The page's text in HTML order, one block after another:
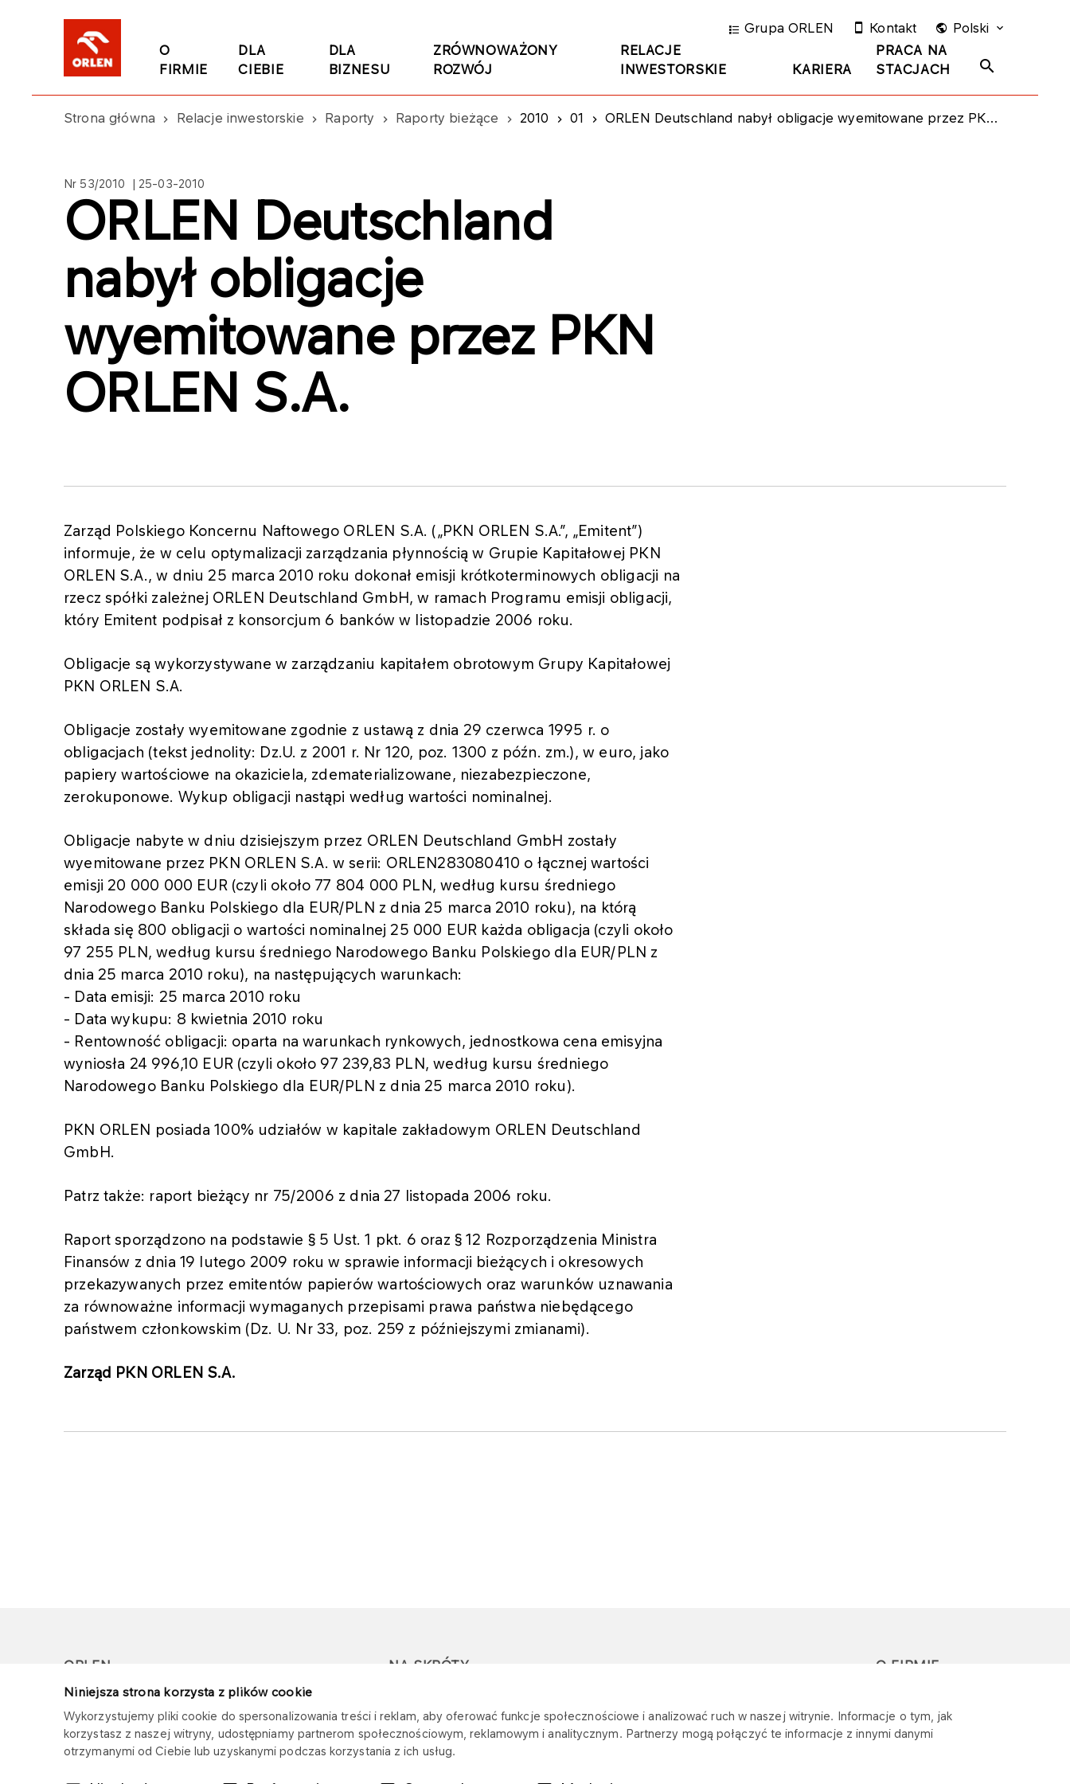
Niniejsza strona korzysta z plików cookie
Wykorzystujemy pliki cookie do spersonalizowania treści i reklam, aby oferować funkcje społecznościowe i analizować ruch w naszej witrynie. Informacje o tym, jak
korzystasz z naszej witryny, udostępniamy partnerom społecznościowym, reklamowym i analitycznym. Partnerzy mogą połączyć te informacje z innymi danymi
otrzymanymi od Ciebie lub uzyskanymi podczas korzystania z ich usług.
O
FIRMIE
DLA
CIEBIE
DLA
BIZNESU
ZRÓWNOWAŻONY
ROZWÓJ
RELACJE
INWESTORSKIE
KARIERA
PRACA NA
STACJACH
Grupa ORLEN Kontakt Polski
Strona główna Relacje inwestorskie Raporty Raporty bieżące 2010 01 ORLEN Deutschland nabył obligacje wyemitowane przez PKN ORLEN S.A.
Nr 53/2010 | 25-03-2010
ORLEN Deutschland
nabył obligacje
wyemitowane przez PKN
ORLEN S.A.
Zarząd Polskiego Koncernu Naftowego ORLEN S.A. („PKN ORLEN S.A.”, „Emitent”)
informuje, że w celu optymalizacji zarządzania płynnością w Grupie Kapitałowej PKN
ORLEN S.A., w dniu 25 marca 2010 roku dokonał emisji krótkoterminowych obligacji na
rzecz spółki zależnej ORLEN Deutschland GmbH, w ramach Programu emisji obligacji,
który Emitent podpisał z konsorcjum 6 banków w listopadzie 2006 roku.
Obligacje są wykorzystywane w zarządzaniu kapitałem obrotowym Grupy Kapitałowej
PKN ORLEN S.A.
Obligacje zostały wyemitowane zgodnie z ustawą z dnia 29 czerwca 1995 r. o
obligacjach (tekst jednolity: Dz.U. z 2001 r. Nr 120, poz. 1300 z późn. zm.), w euro, jako
papiery wartościowe na okaziciela, zdematerializowane, niezabezpieczone,
zerokuponowe. Wykup obligacji nastąpi według wartości nominalnej.
Obligacje nabyte w dniu dzisiejszym przez ORLEN Deutschland GmbH zostały
wyemitowane przez PKN ORLEN S.A. w serii: ORLEN283080410 o łącznej wartości
emisji 20 000 000 EUR (czyli około 77 804 000 PLN, według kursu średniego
Narodowego Banku Polskiego dla EUR/PLN z dnia 25 marca 2010 roku), na którą
składa się 800 obligacji o wartości nominalnej 25 000 EUR każda obligacja (czyli około
97 255 PLN, według kursu średniego Narodowego Banku Polskiego dla EUR/PLN z
dnia 25 marca 2010 roku), na następujących warunkach:
- Data emisji: 25 marca 2010 roku
- Data wykupu: 8 kwietnia 2010 roku
- Rentowność obligacji: oparta na warunkach rynkowych, jednostkowa cena emisyjna
wyniosła 24 996,10 EUR (czyli około 97 239,83 PLN, według kursu średniego
Narodowego Banku Polskiego dla EUR/PLN z dnia 25 marca 2010 roku).
PKN ORLEN posiada 100% udziałów w kapitale zakładowym ORLEN Deutschland
GmbH.
Patrz także: raport bieżący nr 75/2006 z dnia 27 listopada 2006 roku.
Raport sporządzono na podstawie § 5 Ust. 1 pkt. 6 oraz § 12 Rozporządzenia Ministra
Finansów z dnia 19 lutego 2009 roku w sprawie informacji bieżących i okresowych
przekazywanych przez emitentów papierów wartościowych oraz warunków uznawania
za równoważne informacji wymaganych przepisami prawa państwa niebędącego
państwem członkowskim (Dz. U. Nr 33, poz. 259 z późniejszymi zmianami).
Zarząd PKN ORLEN S.A.
ORLEN
Copyright © 1996-2026
Wszystkie prawa zastrzeżone
NA SKRÓTY
oszustwami
Mapa stacji
Dotacje
reklamację
O FIRMIE
Wymagania